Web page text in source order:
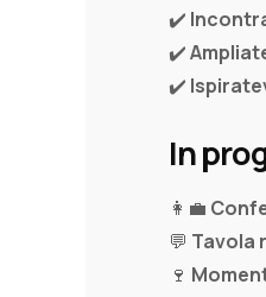
✔️
✔️
✔️
In
👩‍💼
💬 Tavola
🍷